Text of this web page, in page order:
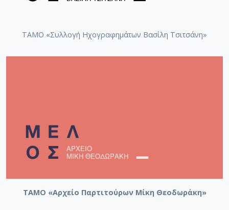
Γλυκέ μου, εσύ δεν χάθηκες [1955]
Γλυκέ μου, εσύ δεν χάθηκες [1958-05-11]
Βασίλεψες αστέρι μου
ΤΑΜΟ «Συλλογή Ηχογραφημάτων Βασίλη Τσιτσάνη»
ΤΑΜΟ «Αρχείο Παρτιτούρων Μίκη Θεοδωράκη»